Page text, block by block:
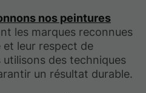
nos peintures
les marques reconnues
leur respect de
des techniques
un résultat durable.